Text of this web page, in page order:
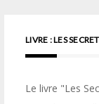
LIVRE : LES
Le livre "Les